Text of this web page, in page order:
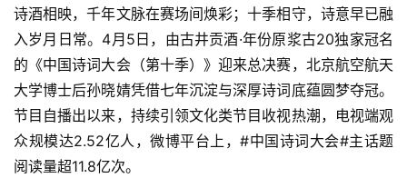
诗酒相映，千年文脉在赛场间焕彩；十季相守，诗意早已融
入岁月日常。4月5日，由古井贡酒·年份原浆古20独家冠名
的《中国诗词大会（第十季）》迎来总决赛，北京航空航天
大学博士后孙晓婧凭借七年沉淀与深厚诗词底蕴圆梦夺冠。
节目自播出以来，持续引领文化类节目收视热潮，电视端观
众规模达2.52亿人，微博平台上，#中国诗词大会#主话题
阅读量超11.8亿次。